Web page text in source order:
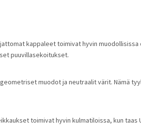
kappaleet toimivat hyvin muodollisissa
puuvillasekoitukset.
muodot ja neutraalit värit. Nämä
toimivat hyvin kulmatiloissa, kun taas